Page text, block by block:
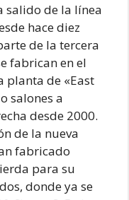
salido de la línea
hace diez
de la tercera
fabrican en el
planta de «East
salones a
desde 2000.
de la nueva
fabricado
para su
donde ya se